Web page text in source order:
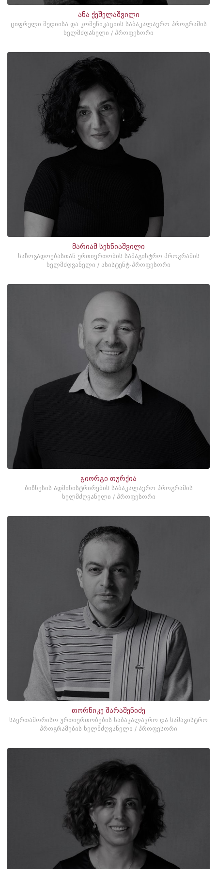
ანა ქეშელაშვილი
ციფრული მედიისა და კომუნიკაციის საბაკალავრო პროგრამის
ხელმძღანელი / პროფესორი
მარიამ სეხნიაშვილი
საზოგადოებასთან ურთიერთობის სამაგისტრო პროგრამის
ხელმძღვანელი / ასისტენტ-პროფესორი
გიორგი თურქია
ბიზნესის ადმინისტრირების საბაკალავრო პროგრამის
ხელმძღვანელი / პროფესორი
თორნიკე შარაშენიძე
საერთაშორისო ურთიერთობების საბაკალავრო და სამაგისტრო
პროგრამების ხელმძღვანელი / პროფესორი